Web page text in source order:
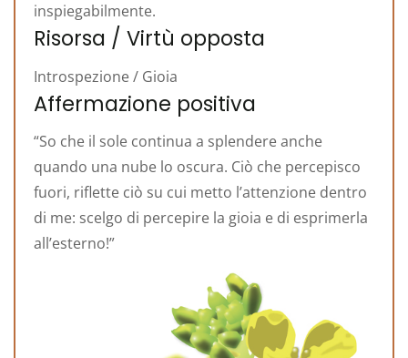
inspiegabilmente.
Risorsa / Virtù opposta
Introspezione / Gioia
Affermazione positiva
“So che il sole continua a splendere anche
quando una nube lo oscura. Ciò che percepisco
fuori, riflette ciò su cui metto l’attenzione dentro
di me: scelgo di percepire la gioia e di esprimerla
all’esterno!”